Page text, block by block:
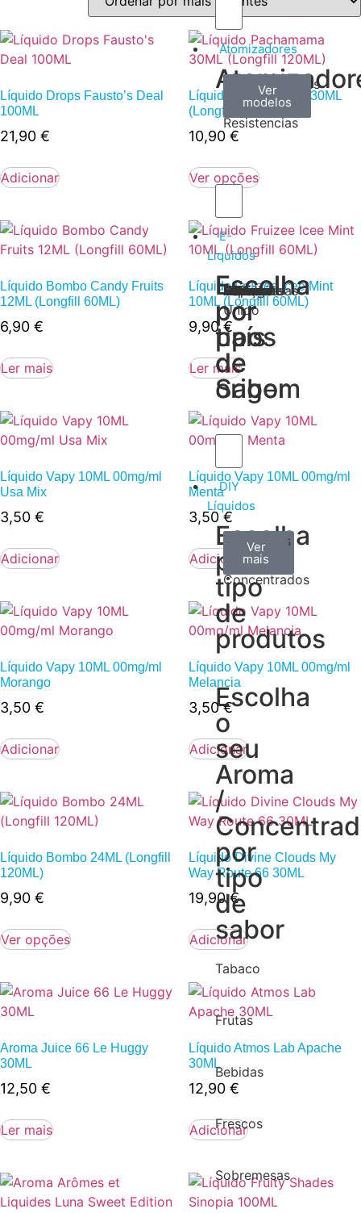
Atomizadores
Claromizadores
Ver
modelos
Reconstruíveis
Ver
modelos
Resistencias
Ver
modelos
E-
Líquidos
Escolha
por
tipos
de
Sabor
Tabaco
Frutas
Bebidas
Frescos
Sobremesas
Escolha
por
país
de
origem
Portugal
Alemanha
USA
Reino
Unido
Canadá
França
Malásia
Filipinas
Espanha
Polónia
Grécia
DIY
Líquidos
Escolha
por
tipo
de
produtos
Aromas
Concentrados
Ver
todos
Bases
Ver
mais
Accesorios
Ver
mais
Escolha
o
seu
Aroma
/
por
tipo
de
sabor
Tabaco
Frutas
Bebidas
Frescos
Sobremesas
Líquido Drops Fausto’s Deal
100ML
21,90 €
Adicionar
Líquido Pachamama 30ML
(Longfill 120ML)
10,90 €
Ver opções
Líquido Bombo Candy Fruits
12ML (Longfill 60ML)
6,90 €
Ler mais
Líquido Fruizee Icee Mint
10ML (Longfill 60ML)
9,90€
Ler mais
Líquido Vapy 10ML 00mg/ml
Usa Mix
3,50 €
Adicionar
Líquido Vapy 10ML 00mg/ml
Menta
3,50€
Adicionar
Líquido Vapy 10ML 00mg/ml
Morango
3,50 €
Adicionar
Líquido Vapy 10ML 00mg/ml
Melancia
3,50€
Adicionar
Líquido Bombo 24ML (Longfill
120ML)
9,90 €
Ver opções
Líquido Divine Clouds My
Way Route 66 30ML
19,90€
Adicionar
Aroma Juice 66 Le Huggy
30ML
12,50 €
Ler mais
Líquido Atmos Lab Apache
30ML
12,90 €
Adicionar